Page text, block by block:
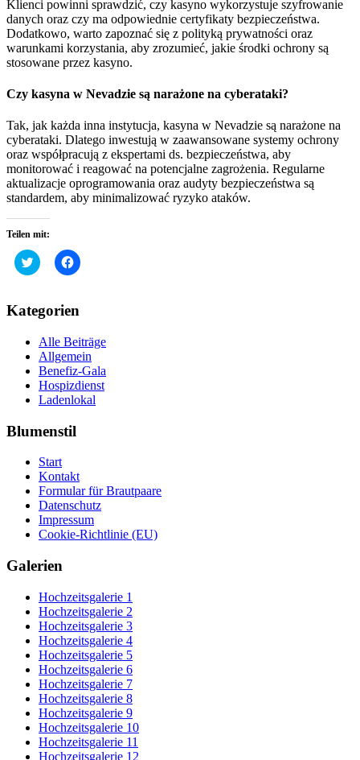
Klienci powinni sprawdzić, czy kasyno wykorzystuje szyfrowanie
danych oraz czy ma odpowiednie certyfikaty bezpieczeństwa.
Dodatkowo, warto zapoznać się z polityką prywatności oraz
warunkami korzystania, aby zrozumieć, jakie środki ochrony są
stosowane przez kasyno.
Czy kasyna w Nevadzie są narażone na cyberataki?
Tak, jak każda inna instytucja, kasyna w Nevadzie są narażone na
cyberataki. Dlatego inwestują w zaawansowane systemy ochrony
oraz współpracują z ekspertami ds. bezpieczeństwa, aby
monitorować i reagować na potencjalne zagrożenia. Regularne
aktualizacje oprogramowania oraz audyty bezpieczeństwa są
standardem, aby minimalizować ryzyko ataków.
Teilen mit:
Klick,
um
teilen
(Wird
neuem
Fenster
geöffnet)
Klick,
um
teilen
neuem
Fenster
geöffnet)
Kategorien
Alle Beiträge
Allgemein
Benefiz-Gala
Hospizdienst
Ladenlokal
Blumenstil
Start
Kontakt
Formular für Brautpaare
Datenschutz
Impressum
Cookie-Richtlinie (EU)
Galerien
Hochzeitsgalerie 1
Hochzeitsgalerie 2
Hochzeitsgalerie 3
Hochzeitsgalerie 4
Hochzeitsgalerie 5
Hochzeitsgalerie 6
Hochzeitsgalerie 7
Hochzeitsgalerie 8
Hochzeitsgalerie 9
Hochzeitsgalerie 10
Hochzeitsgalerie 11
Hochzeitsgalerie 12